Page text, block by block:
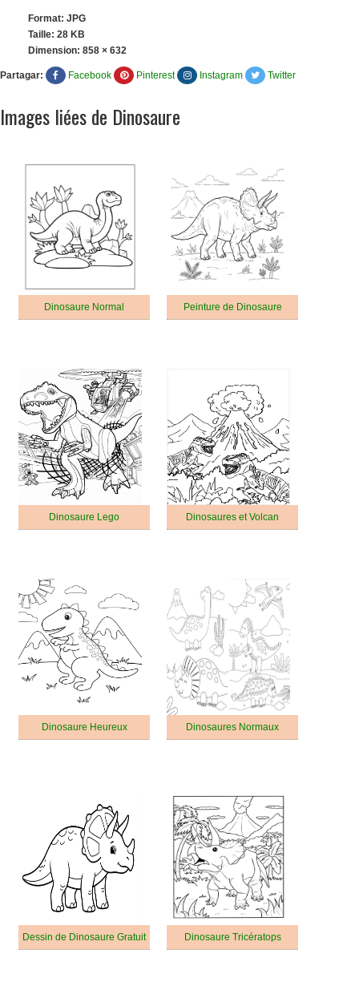
Format: JPG
Taille: 28 KB
Dimension: 858 × 632
Partagar: Facebook Pinterest Instagram Twitter
Images liées de Dinosaure
Dinosaure Normal Peinture de Dinosaure
Dinosaure Lego Dinosaures et Volcan
Dinosaure Heureux Dinosaures Normaux
Dessin de Dinosaure Gratuit Dinosaure Tricératops